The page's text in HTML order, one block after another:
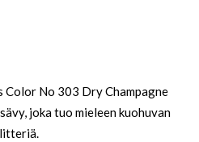
Color No 303 Dry Champagne
joka tuo mieleen kuohuvan